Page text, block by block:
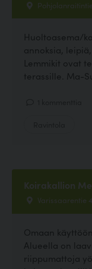
Huoltoasema/
annoksia,
Lemmikit ovat
terassille. Ma-
Koirakallion
Varissaarentie
Omaan
Alueella on
riippumattoja